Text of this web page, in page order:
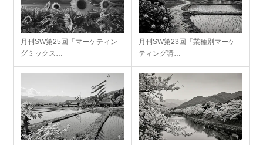
月刊SW第25回「マーケティン
グミックス…
月刊SW第23回「業種別マーケ
ティング講…